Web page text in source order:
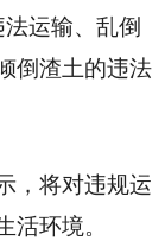
运输、乱倒
倒渣土的违法
，将对违规运
活环境。